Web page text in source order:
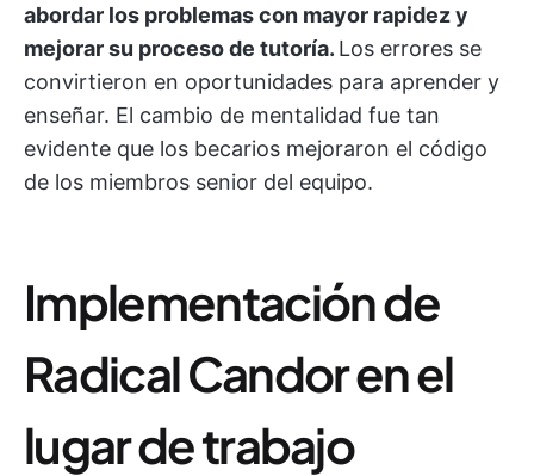
abordar los problemas con mayor rapidez y
mejorar su proceso de tutoría. Los errores se
convirtieron en oportunidades para aprender y
enseñar. El cambio de mentalidad fue tan
evidente que los becarios mejoraron el código
de los miembros senior del equipo.
Implementación de
Radical Candor en el
lugar de trabajo